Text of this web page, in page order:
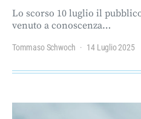
Lo scorso 10 luglio il
venuto a conoscenza…
Tommaso Schwoch 14 Luglio 2025